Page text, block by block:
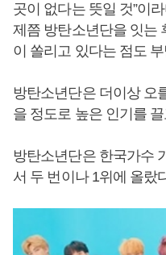
곳이 없다는 뜻일 것”이
제쯤 방탄소년단을 잇는
이 쏠리고 있다는 점도
방탄소년단은 더이상 오
을 정도로 높은 인기를
방탄소년단은 한국가수
서 두 번이나 1위에 올랐